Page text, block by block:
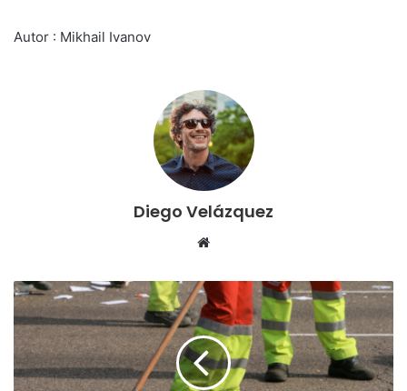
Autor : Mikhail Ivanov
Diego Velázquez
Website